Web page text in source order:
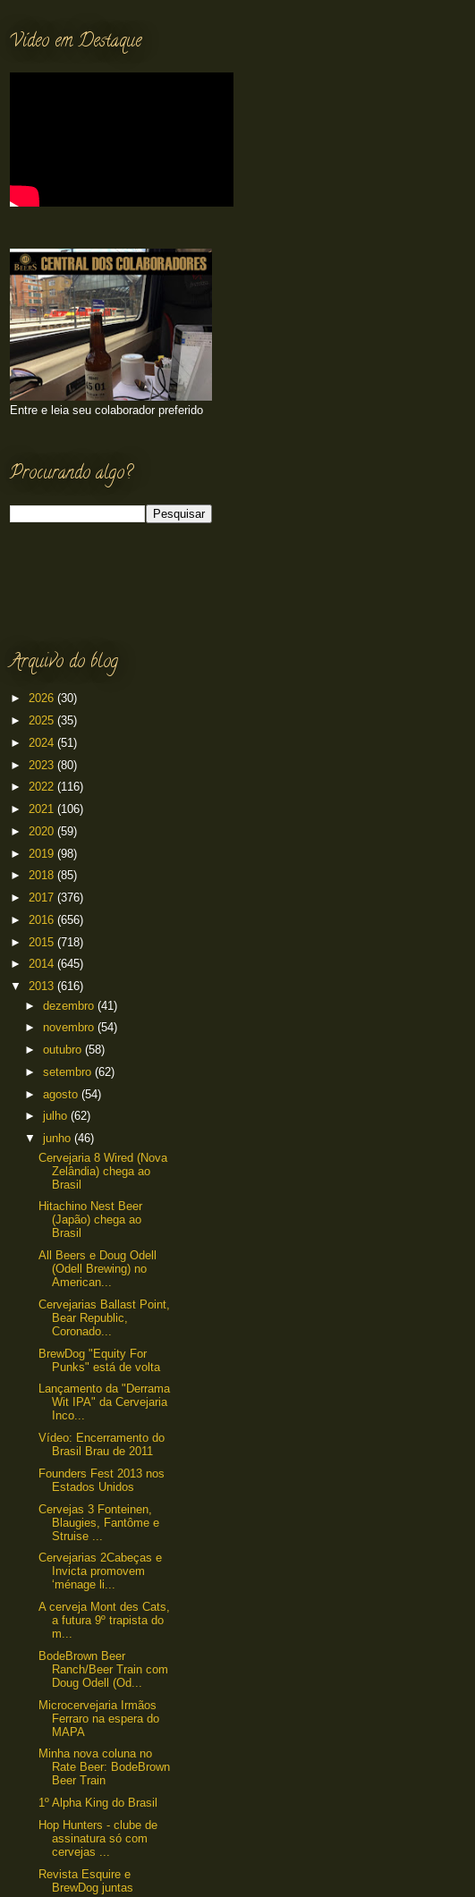
Vídeo em Destaque
Entre e leia seu colaborador preferido
Procurando algo?
Arquivo do blog
► 2026 (30)
► 2025 (35)
► 2024 (51)
► 2023 (80)
► 2022 (116)
► 2021 (106)
► 2020 (59)
► 2019 (98)
► 2018 (85)
► 2017 (376)
► 2016 (656)
► 2015 (718)
► 2014 (645)
▼ 2013 (616)
► dezembro (41)
► novembro (54)
► outubro (58)
► setembro (62)
► agosto (54)
► julho (62)
▼ junho (46)
Cervejaria 8 Wired (Nova
Zelândia) chega ao
Brasil
Hitachino Nest Beer
(Japão) chega ao
Brasil
All Beers e Doug Odell
(Odell Brewing) no
American...
Cervejarias Ballast Point,
Bear Republic,
Coronado...
BrewDog "Equity For
Punks" está de volta
Lançamento da "Derrama
Wit IPA" da Cervejaria
Inco...
Vídeo: Encerramento do
Brasil Brau de 2011
Founders Fest 2013 nos
Estados Unidos
Cervejas 3 Fonteinen,
Blaugies, Fantôme e
Struise ...
Cervejarias 2Cabeças e
Invicta promovem
‘ménage li...
A cerveja Mont des Cats,
a futura 9º trapista do
m...
BodeBrown Beer
Ranch/Beer Train com
Doug Odell (Od...
Microcervejaria Irmãos
Ferraro na espera do
MAPA
Minha nova coluna no
Rate Beer: BodeBrown
Beer Train
1º Alpha King do Brasil
Hop Hunters - clube de
assinatura só com
cervejas ...
Revista Esquire e
BrewDog juntas